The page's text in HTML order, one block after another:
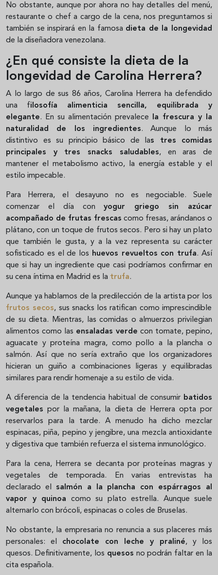
No obstante, aunque por ahora no hay detalles del menú,
restaurante o chef a cargo de la cena, nos preguntamos si
también se inspirará en la famosa dieta de la longevidad
de la diseñadora venezolana.
¿En qué consiste la dieta de la
longevidad de Carolina Herrera?
A lo largo de sus 86 años, Carolina Herrera ha defendido
una filosofía alimenticia sencilla, equilibrada y
elegante. En su alimentación prevalece la frescura y la
naturalidad de los ingredientes. Aunque lo más
distintivo es su principio básico de las tres comidas
principales y tres snacks saludables, en aras de
mantener el metabolismo activo, la energía estable y el
estilo impecable.
Para Herrera, el desayuno no es negociable. Suele
comenzar el día conyogur griego sin azúcar
acompañado de frutas frescas como fresas, arándanos o
plátano, con un toque de frutos secos. Pero si hay un plato
que también le gusta, y a la vez representa su carácter
sofisticado es el de los huevos revueltos con trufa. Así
que si hay un ingrediente que casi podríamos confirmar en
su cena íntima en Madrid es la trufa.
Aunque ya hablamos de la predilección de la artista por los
frutos secos, sus snacks los ratifican como imprescindible
de su dieta. Mientras, las comidas o almuerzos privilegian
alimentos como las ensaladas verde con tomate, pepino,
aguacate y proteína magra, como pollo a la plancha o
salmón. Así que no sería extraño que los organizadores
hicieran un guiño a combinaciones ligeras y equilibradas
similares para rendir homenaje a su estilo de vida.
A diferencia de la tendencia habitual de consumir batidos
vegetales por la mañana, la dieta de Herrera opta por
reservarlos para la tarde. A menudo ha dicho mezclar
espinacas, piña, pepino y jengibre, una mezcla antioxidante
y digestiva que también refuerza el sistema inmunológico.
Para la cena, Herrera se decanta por proteínas magras y
vegetales de temporada. En varias entrevistas ha
declarado el salmón a la plancha con espárragos al
vapor y quinoa como su plato estrella. Aunque suele
alternarlo con brócoli, espinacas o coles de Bruselas.
No obstante, la empresaria no renuncia a sus placeres más
personales: el chocolate con leche y praliné, y los
quesos. Definitivamente, los quesos no podrán faltar en la
cita española.